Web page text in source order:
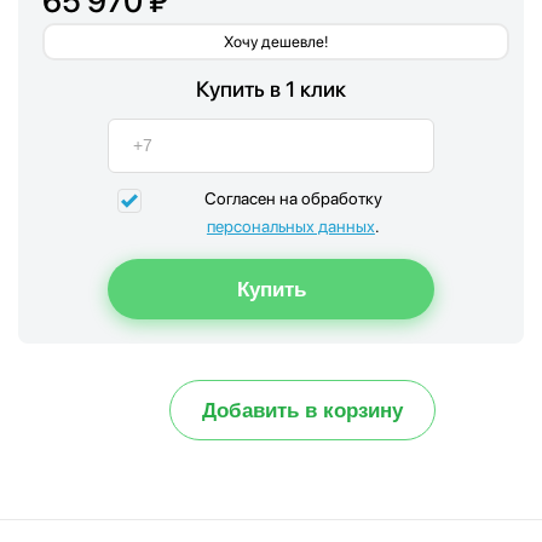
Хочу дешевле!
Купить в 1 клик
Согласен на обработку
персональных данных.
Добавить в корзину